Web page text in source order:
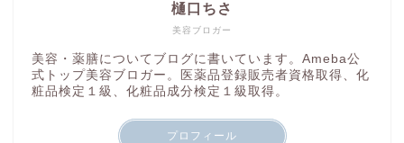
美容ブロガー
樋口ちさ
美容・薬膳についてブログに書いています。Ameba公
式トップ美容ブロガー。医薬品登録販売者資格取得、化
粧品検定１級、化粧品成分検定１級取得。
プロフィール